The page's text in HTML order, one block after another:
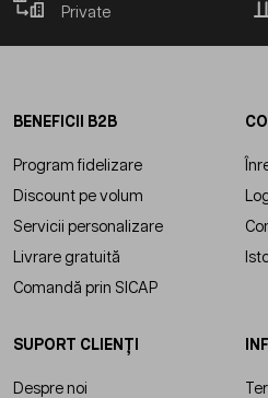
Private
BENEFICII B2B
Program fidelizare
Discount pe volum
Servicii personalizare
Livrare gratuită
Comandă prin SICAP
SUPORT CLIENȚI
Despre noi